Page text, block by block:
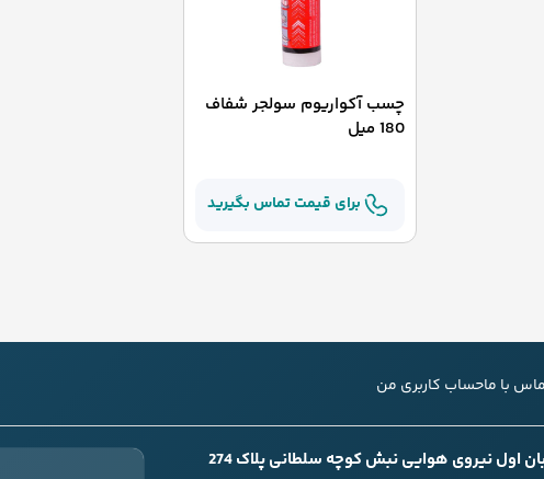
چسب آکواریوم سولجر شفاف
180 میل
برای قیمت تماس بگیرید
با ماحساب کاربری من
اول نیروی هوایی نبش کوچه سلطانی پلاک 274